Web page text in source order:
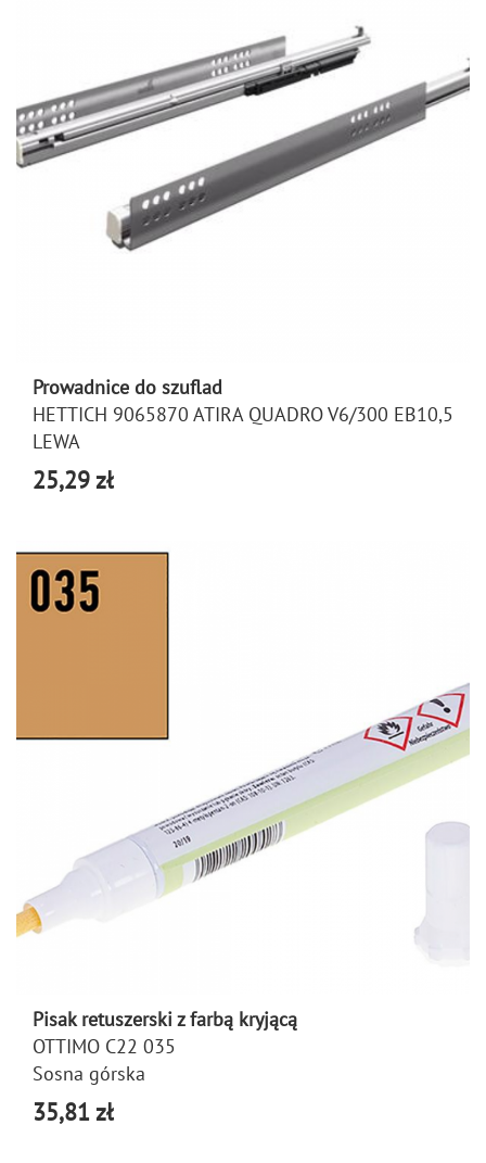
Prowadnice do szuflad
HETTICH 9065870 ATIRA QUADRO V6/300 EB10,5
LEWA
25,29 zł
Pisak retuszerski z farbą kryjącą
OTTIMO C22 035
Sosna górska
35,81 zł